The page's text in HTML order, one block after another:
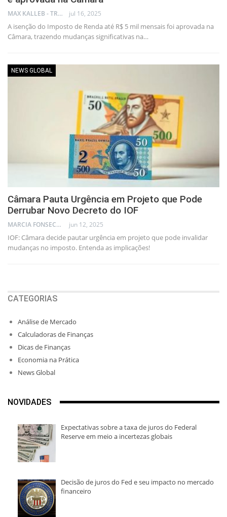
MAX KALLEB - TRADER jul 16, 2025
A isenção do Imposto de Renda até R$ 5 mil mensais foi aprovada na
Câmara, trazendo mudanças significativas na…
NEWS GLOBAL
Câmara Pauta Urgência em Projeto que Pode
Derrubar Novo Decreto do IOF
MARCIA FONSECA - FINANCIAL CONSULTANT jun 12, 2025
IOF: Câmara decide pautar urgência em projeto que pode invalidar
mudanças no imposto. Entenda as implicações!
CATEGORIAS
Análise de Mercado
Calculadoras de Finanças
Dicas de Finanças
Economia na Prática
News Global
NOVIDADES
Expectativas sobre a taxa de juros do Federal
Reserve em meio a incertezas globais
Decisão de juros do Fed e seu impacto no mercado
financeiro